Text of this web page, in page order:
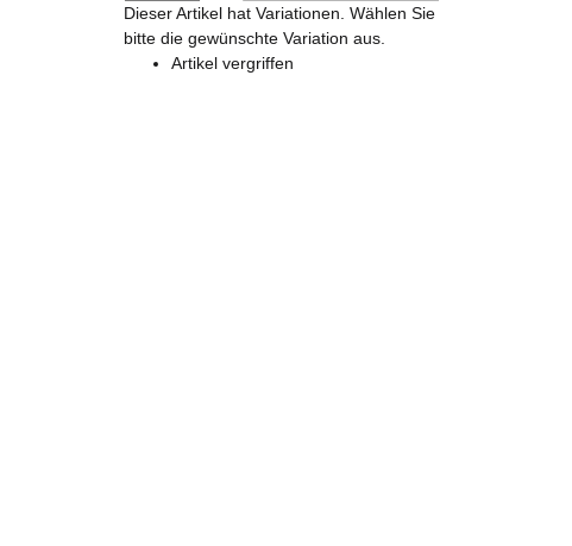
x
Dieser Artikel hat Variationen. Wählen Sie
bitte die gewünschte Variation aus.
Artikel vergriffen